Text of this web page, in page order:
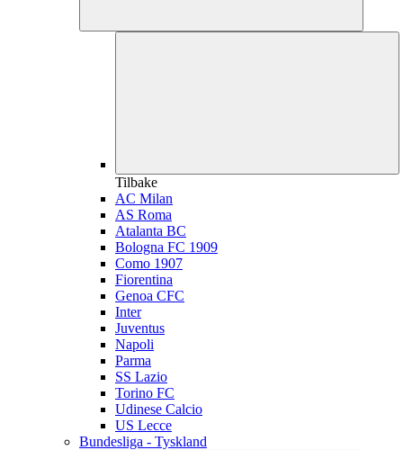
Tilbake
AC Milan
AS Roma
Atalanta BC
Bologna FC 1909
Como 1907
Fiorentina
Genoa CFC
Inter
Juventus
Napoli
Parma
SS Lazio
Torino FC
Udinese Calcio
US Lecce
Bundesliga - Tyskland